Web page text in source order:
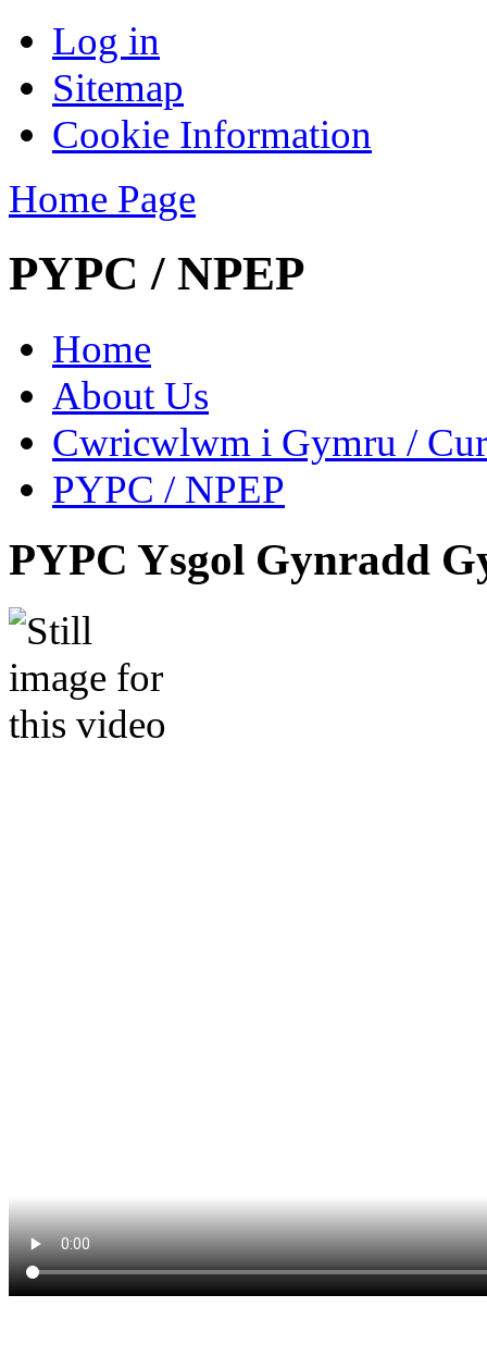
Log in
Sitemap
Cookie Information
Home Page
PYPC / NPEP
Home
About Us
Cwricwlwm i Gymru /
PYPC / NPEP
PYPC Ysgol Gynradd